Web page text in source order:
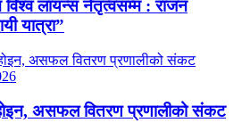
विश्व लायन्स नेतृत्वसम्म : राजन
यात्रा”
होइन, असफल वितरण प्रणालीको संकट